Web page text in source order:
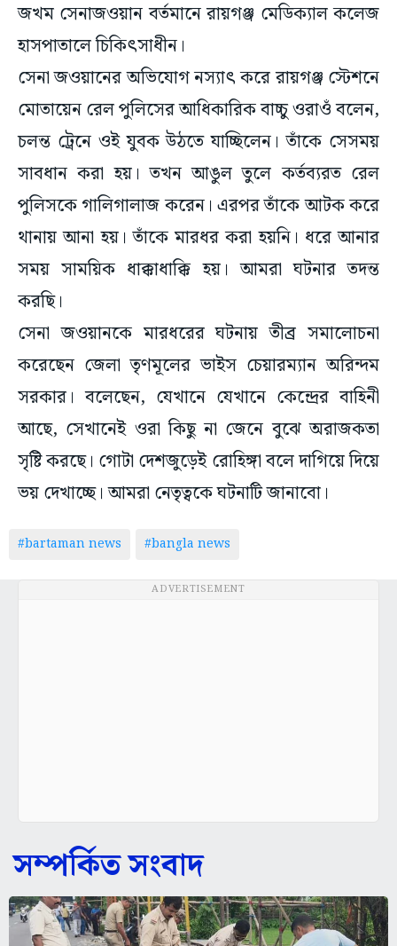
জখম সেনাজওয়ান বর্তমানে রায়গঞ্জ মেডিক্যাল কলেজ
হাসপাতালে চিকিৎসাধীন।
সেনা জওয়ানের অভিযোগ নস্যাৎ করে রায়গঞ্জ স্টেশনে
মোতায়েন রেল পুলিসের আধিকারিক বাচ্চু ওরাওঁ বলেন,
চলন্ত ট্রেনে ওই যুবক উঠতে যাচ্ছিলেন। তাঁকে সেসময়
সাবধান করা হয়। তখন আঙুল তুলে কর্তব্যরত রেল
পুলিসকে গালিগালাজ করেন। এরপর তাঁকে আটক করে
থানায় আনা হয়। তাঁকে মারধর করা হয়নি। ধরে আনার
সময় সাময়িক ধাক্কাধাক্কি হয়। আমরা ঘটনার তদন্ত
করছি।
সেনা জওয়ানকে মারধরের ঘটনায় তীব্র সমালোচনা
করেছেন জেলা তৃণমূলের ভাইস চেয়ারম্যান অরিন্দম
সরকার। বলেছেন, যেখানে যেখানে কেন্দ্রের বাহিনী
আছে, সেখানেই ওরা কিছু না জেনে বুঝে অরাজকতা
সৃষ্টি করছে। গোটা দেশজুড়েই রোহিঙ্গা বলে দাগিয়ে দিয়ে
ভয় দেখাচ্ছে। আমরা নেতৃত্বকে ঘটনাটি জানাবো।
#bartaman news #bangla news
ADVERTISEMENT
সম্পর্কিত সংবাদ